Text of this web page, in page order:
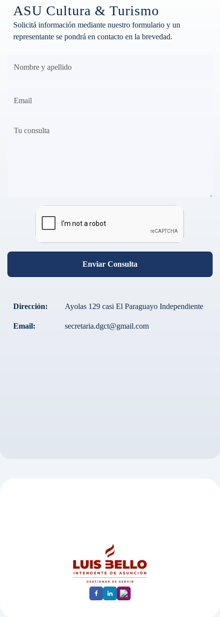
ASU Cultura & Turismo
Solicitá información mediante nuestro formulario y un
representante se pondrá en contacto en la brevedad.
Enviar Consulta
Dirección: Ayolas 129 casi El Paraguayo Independiente
Email: secretaria.dgct@gmail.com